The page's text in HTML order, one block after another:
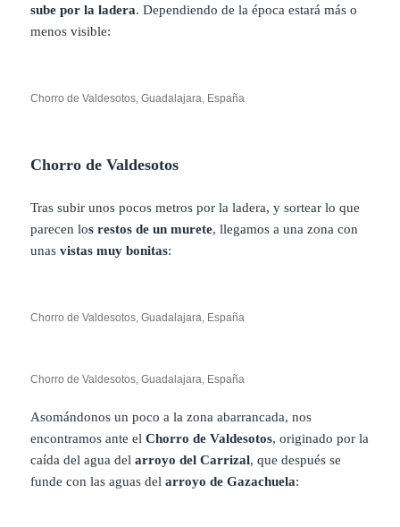
sube por la ladera. Dependiendo de la época estará más o
menos visible:
Chorro de Valdesotos, Guadalajara, España
Chorro de Valdesotos
Tras subir unos pocos metros por la ladera, y sortear lo que
parecen los restos de un murete, llegamos a una zona con
unasvistas muy bonitas:
Chorro de Valdesotos, Guadalajara, España
Chorro de Valdesotos, Guadalajara, España
Asomándonos un poco a la zona abarrancada, nos
encontramos ante elChorro de Valdesotos, originado por la
caída del agua delarroyo del Carrizal, que después se
funde con las aguas delarroyo de Gazachuela: